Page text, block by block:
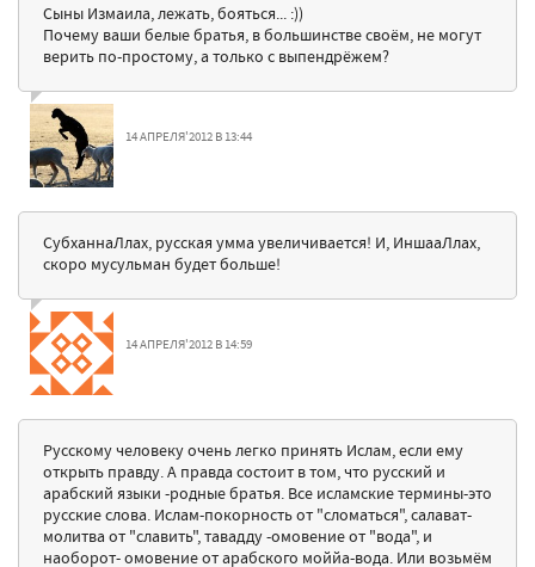
Сыны Измаила, лежать, бояться... :))
Почему ваши белые братья, в большинстве своём, не могут
верить по-простому, а только с выпендрёжем?
14 АПРЕЛЯ'2012 В 13:44
СубханнаЛлах, русская умма увеличивается! И, ИншааЛлах,
скоро мусульман будет больше!
14 АПРЕЛЯ'2012 В 14:59
Русскому человеку очень легко принять Ислам, если ему
открыть правду. А правда состоит в том, что русский и
арабский языки -родные братья. Все исламские термины-это
русские слова. Ислам-покорность от "сломаться", салават-
молитва от "славить", тавадду -омовение от "вода", и
наоборот- омовение от арабского моййа-вода. Или возьмём